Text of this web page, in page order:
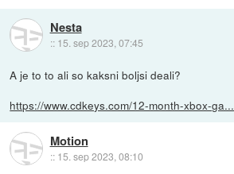
Nesta
:: 15. sep 2023, 07:45
A je to to ali so kaksni boljsi deali?
https://www.cdkeys.com/12-month-xbox-ga...
Motion
:: 15. sep 2023, 08:10